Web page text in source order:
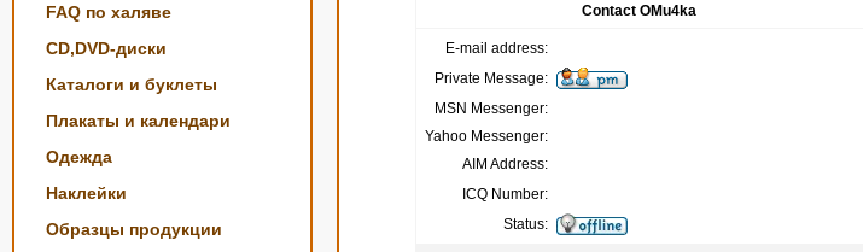
FAQ по халяве
CD,DVD-диски
Каталоги и буклеты
Плакаты и календари
Одежда
Наклейки
Образцы продукции
Contact OMu4ka
E-mail address:
Private Message:
MSN Messenger:
Yahoo Messenger:
AIM Address:
ICQ Number:
Status: